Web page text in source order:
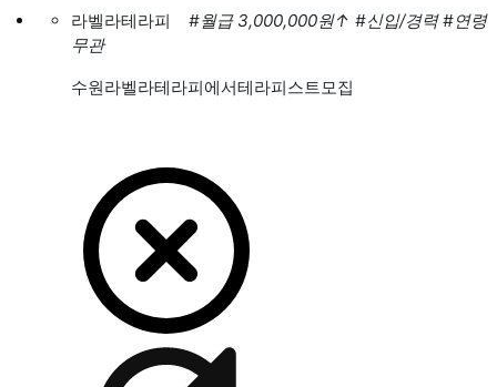
라벨라테라피
#월급 3,000,000원↑ #신입/경력 #연령
무관
수원라벨라테라피에서테라피스트모집